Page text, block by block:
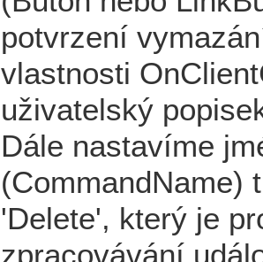
potvrzení
vlastnosti
uživatelský
Dále nastavíme
(CommandName)
'Delete', který je
zpracovávání